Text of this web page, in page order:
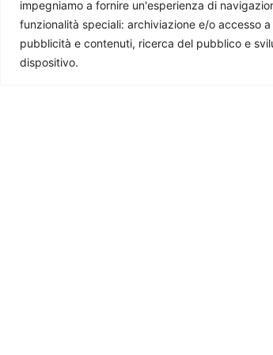
impegniamo a fornire un'esperienza di
funzionalità speciali: archiviazione e/o accesso
pubblicità e contenuti, ricerca del pubblico e
dispositivo.
Ti piace quello che
La nostra redazione è composta da
questa rivista. Se ti è utile e ti